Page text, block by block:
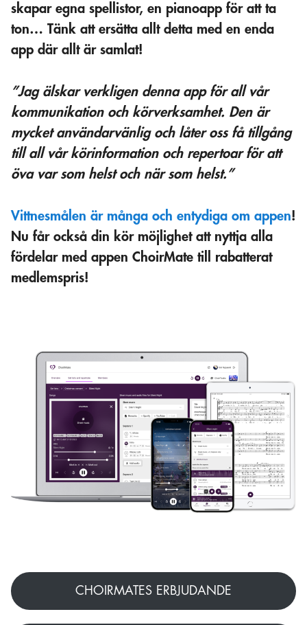
skapar egna spellistor, en pianoapp för att ta
ton… Tänk att ersätta allt detta med en enda
app där allt är samlat!
”Jag älskar verkligen denna app för all vår
kommunikation och körverksamhet. Den är
mycket användarvänlig och låter oss få tillgång
till all vår körinformation och repertoar för att
öva var som helst och när som helst.”
Vittnesmålen är många och entydiga om appen!
Nu får också din kör möjlighet att nyttja alla
fördelar med appen ChoirMate till rabatterat
medlemspris!
CHOIRMATES ERBJUDANDE